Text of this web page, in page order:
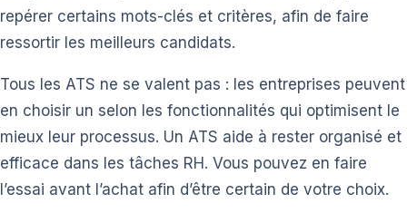
repérer certains mots-clés et critères, afin de faire
ressortir les meilleurs candidats.
Tous les ATS ne se valent pas : les entreprises peuvent
en choisir un selon les fonctionnalités qui optimisent le
mieux leur processus. Un ATS aide à rester organisé et
efficace dans les tâches RH. Vous pouvez en faire
l’essai avant l’achat afin d’être certain de votre choix.